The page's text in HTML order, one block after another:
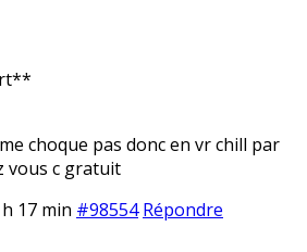
choque pas donc en vr chill par
vous c gratuit
17 min #98554 Répondre